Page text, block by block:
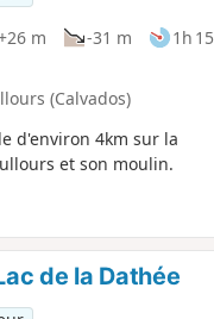
m -31 m
1h 15
(Calvados)
d'environ 4km sur la
et son moulin.
de la Dathée